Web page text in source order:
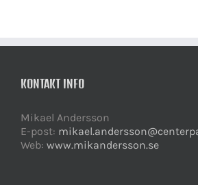
KONTAKT INFO
Mikael Andersson
E-post:
Web: www.mikandersson.se